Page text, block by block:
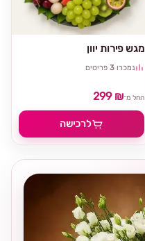
מגש פירות יוון
נמכרו 3 פריטים
החל מ־299 ₪
לרכישה